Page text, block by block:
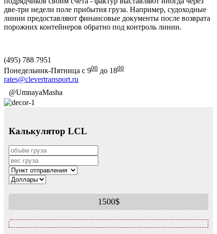
две-три недели поле прибытия груза. Например, судоходные
линии предоставляют финансовые документы после возврата
порожних контейнеров обратно под контроль линии.
(495) 788 7951
Понедельник-Пятница с 900 до 1800
rates@clevertransport.ru
@UmnayaMasha
Калькулятор LCL
1500$